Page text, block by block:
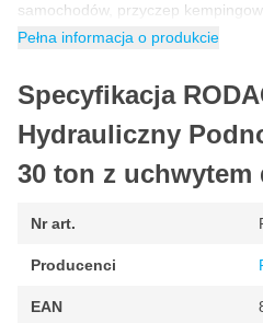
samochodów, przyczep
kg. Minimalna wysokość tego
Charakterystyka RODAC
Słupkowy
wodoszczelność
Tłok uderzeniowy: 150 mm
Śruba przedłużająca: 75 mm
Pełna informacja o produkcie
Specyfikacja
Hydrauliczny
30 ton z uchwytem
Nr art.
Producenci
EAN